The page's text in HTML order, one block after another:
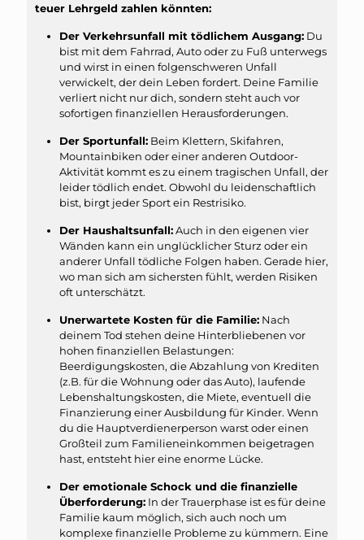
teuer Lehrgeld zahlen könnten:
Der Verkehrsunfall mit tödlichem Ausgang: Du
bist mit dem Fahrrad, Auto oder zu Fuß unterwegs
und wirst in einen folgenschweren Unfall
verwickelt, der dein Leben fordert. Deine Familie
verliert nicht nur dich, sondern steht auch vor
sofortigen finanziellen Herausforderungen.
Der Sportunfall: Beim Klettern, Skifahren,
Mountainbiken oder einer anderen Outdoor-
Aktivität kommt es zu einem tragischen Unfall, der
leider tödlich endet. Obwohl du leidenschaftlich
bist, birgt jeder Sport ein Restrisiko.
Der Haushaltsunfall:Auch in den eigenen vier
Wänden kann ein unglücklicher Sturz oder ein
anderer Unfall tödliche Folgen haben. Gerade hier,
wo man sich am sichersten fühlt, werden Risiken
oft unterschätzt.
Unerwartete Kosten für die Familie: Nach
deinem Tod stehen deine Hinterbliebenen vor
hohen finanziellen Belastungen:
Beerdigungskosten, die Abzahlung von Krediten
(z.B. für die Wohnung oder das Auto), laufende
Lebenshaltungskosten, die Miete, eventuell die
Finanzierung einer Ausbildung für Kinder. Wenn
du die Hauptverdienerperson warst oder einen
Großteil zum Familieneinkommen beigetragen
hast, entsteht hier eine enorme Lücke.
Der emotionale Schock und die finanzielle
Überforderung: In der Trauerphase ist es für deine
Familie kaum möglich, sich auch noch um
komplexe finanzielle Probleme zu kümmern. Eine